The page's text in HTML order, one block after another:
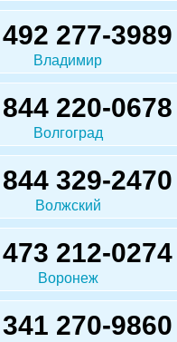
277-3989
Владимир
220-0678
Волгоград
329-2470
Волжский
212-0274
Воронеж
270-9860